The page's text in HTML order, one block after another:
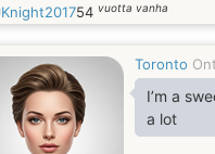
Knight201754 vuotta vanha
Toronto
I’m a
a lot